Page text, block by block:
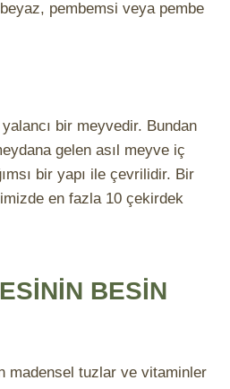
pembemsi veya pembe
bir meyvedir. Bundan
gelen asıl meyve iç
bir yapı ile çevrilidir. Bir
en fazla 10 çekirdek
BESİN
madensel tuzlar ve vitaminler